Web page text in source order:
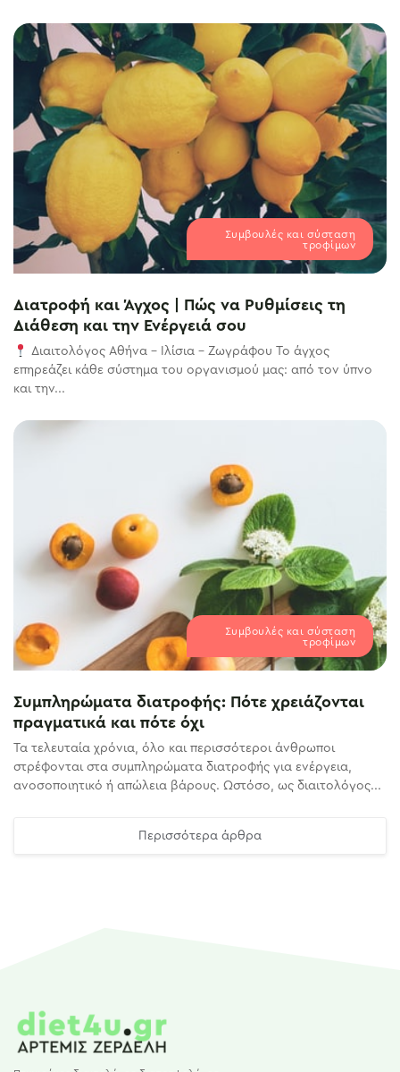
Συμβουλές και σύσταση
τροφίμων
Διατροφή και Άγχος | Πώς να Ρυθμίσεις τη
Διάθεση και την Ενέργειά σου
Διαιτολόγος Αθήνα – Ιλίσια – Ζωγράφου Το άγχος
επηρεάζει κάθε σύστημα του οργανισμού μας: από τον ύπνο
και την...
Συμβουλές και σύσταση
τροφίμων
Συμπληρώματα διατροφής: Πότε χρειάζονται
πραγματικά και πότε όχι
Τα τελευταία χρόνια, όλο και περισσότεροι άνθρωποι
στρέφονται στα συμπληρώματα διατροφής για ενέργεια,
ανοσοποιητικό ή απώλεια βάρους. Ωστόσο, ως διαιτολόγος...
Περισσότερα άρθρα